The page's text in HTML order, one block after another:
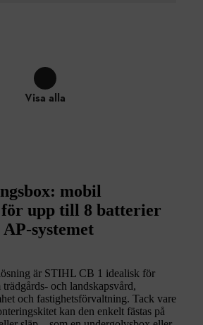
Visa alla
mobil
upp till 8 batterier
systemet
är STIHL CB 1 idealisk för
och landskapsvård,
och fastighetsförvaltning. Tack vare
kan den enkelt fästas på